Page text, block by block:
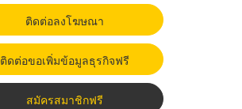
ติดต่อลงโฆษณา
ติดต่อขอเพิ่มข้อมูลธุรกิจฟรี
สมัครสมาชิกฟรี